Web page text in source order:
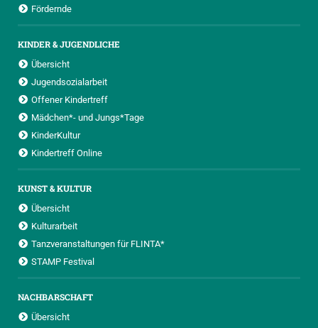
Fördernde
KINDER & JUGENDLICHE
Übersicht
Jugendsozialarbeit
Offener Kindertreff
Mädchen*- und Jungs*Tage
KinderKultur
Kindertreff Online
KUNST & KULTUR
Übersicht
Kulturarbeit
Tanzveranstaltungen für FLINTA*
STAMP Festival
NACHBARSCHAFT
Übersicht